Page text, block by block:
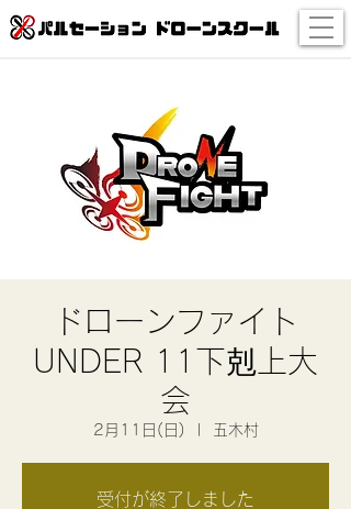
ドローンファイト
UNDER 11下剋上大
会
2月11日(日) 五木村
受付が終了しました